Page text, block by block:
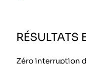
RÉSULTATS
Zéro interruption